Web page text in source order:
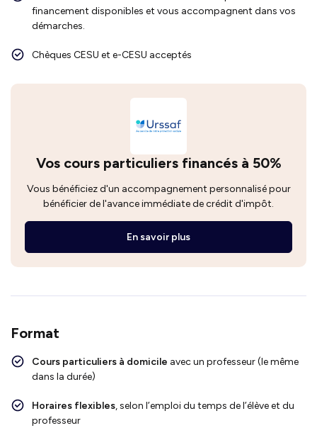
financement disponibles et vous accompagnent dans vos
démarches.
Chèques CESU et e-CESU acceptés
Vos cours particuliers financés à 50%
Vous bénéficiez d'un accompagnement personnalisé pour
bénéficier de l'avance immédiate de crédit d'impôt.
En savoir plus
Format
Cours particuliers à domicile avec un professeur (le même
dans la durée)
Horaires flexibles, selon l’emploi du temps de l’élève et du
professeur